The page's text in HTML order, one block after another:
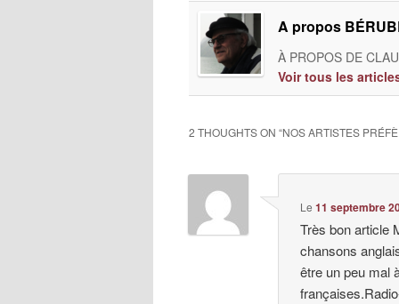
A propos
À PROPOS DE
Voir tous les
2 THOUGHTS ON “NOS ARTISTES
Le11 septembre
Très bon article
chansons
être un peu mal